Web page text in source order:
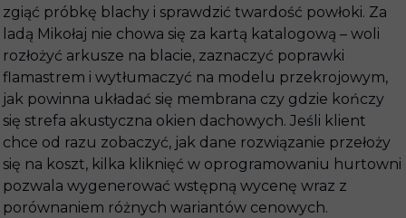
zgiąć próbkę blachy i sprawdzić twardość powłoki. Za
ladą Mikołaj nie chowa się za kartą katalogową – woli
rozłożyć arkusze na blacie, zaznaczyć poprawki
flamastrem i wytłumaczyć na modelu przekrojowym,
jak powinna układać się membrana czy gdzie kończy
się strefa akustyczna okien dachowych. Jeśli klient
chce od razu zobaczyć, jak dane rozwiązanie przełoży
się na koszt, kilka kliknięć w oprogramowaniu hurtowni
pozwala wygenerować wstępną wycenę wraz z
porównaniem różnych wariantów cenowych.